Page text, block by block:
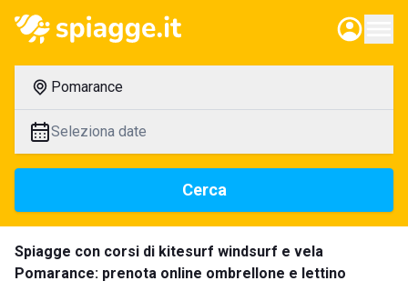
Pomarance
Seleziona date
Cerca
Spiagge con corsi di kitesurf windsurf e vela
Pomarance: prenota online ombrellone e lettino